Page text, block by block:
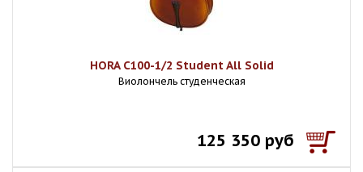
HORA C100-1/2 Student All Solid
Виолончель студенческая
125 350 руб